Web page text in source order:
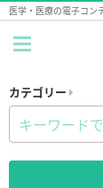
医学・医療の電子コン
カテゴリー